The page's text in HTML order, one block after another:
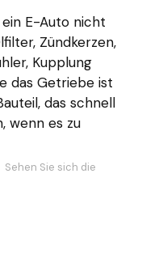
E-Auto nicht
Zündkerzen,
Kupplung
das Getriebe ist
das schnell
wenn es zu
Sehen Sie sich die